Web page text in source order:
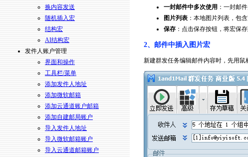
换内容发送
随机插入宏
结构宏
AI结构宏
发件人账户管理
界面和操作
工具栏/菜单
添加发件人地址
添加微软邮箱
添加云通道账户邮箱
添加自建邮局账户
导入发件人地址
导入微软邮箱账户
导入云通道邮箱账户
一封邮件中多次使用 ：一封邮
图片列表 ：本地图片列表，包
保存 ：点击保存按钮，将宏保
2、邮件中插入图片宏
新建群发任务编辑邮件内容时，先用鼠